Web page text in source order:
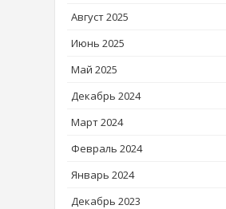
Август 2025
Июнь 2025
Май 2025
Декабрь 2024
Март 2024
Февраль 2024
Январь 2024
Декабрь 2023